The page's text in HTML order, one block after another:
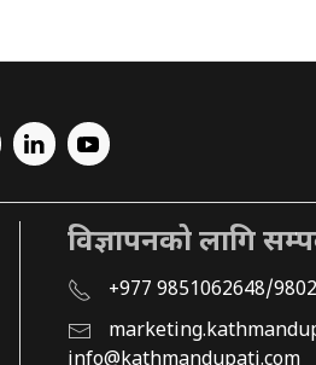
विज्ञापनको लागि
+977 9851062648/